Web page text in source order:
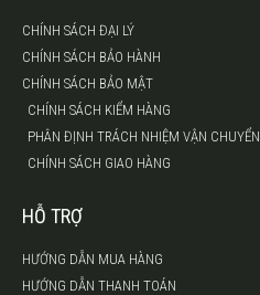
CHÍNH SÁCH ĐẠI LÝ
CHÍNH SÁCH BẢO HÀNH
CHÍNH SÁCH BẢO MẬT
CHÍNH SÁCH KIỂM HÀNG
PHÂN ĐỊNH TRÁCH NHIỆM VẬN CHUYỂN
CHÍNH SÁCH GIAO HÀNG
HỖ TRỢ
HƯỚNG DẪN MUA HÀNG
HƯỚNG DẪN THANH TOÁN